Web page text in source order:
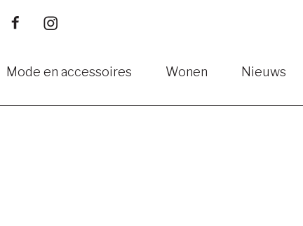
Cookie instellingen
Mode en accessoires
Mannenmode
Kindermode
Toon allesWonen
Interieurtextiel
Nieuws